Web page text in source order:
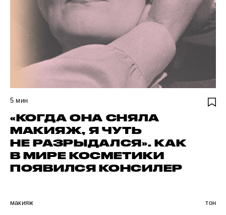
5 мин
«КОГДА ОНА СНЯЛА
МАКИЯЖ, Я ЧУТЬ
НЕ РАЗРЫДАЛСЯ». КАК
В МИРЕ КОСМЕТИКИ
ПОЯВИЛСЯ КОНСИЛЕР
макияж тон